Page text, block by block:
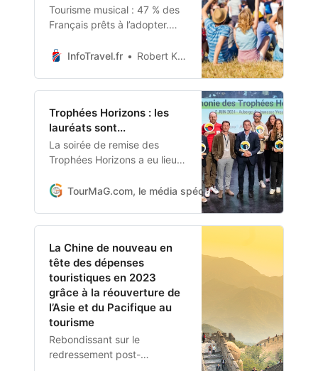
Tourisme musical : 47 % des
Français prêts à l’adopter.
guère à planifier des vols afin
InfoTravel.fr Robert Kassous
Trophées Horizons : les
lauréats sont...
La soirée de remise des
Trophées Horizons a eu lieu
jeunesse Yves Robert, dans
Tourisme Durable, avec le
soutien de l’ADEME, cette
troisième édition a
récompensé 13 acteurs pour
leurs…
TourMaG.com, le média spécialiste du tourisme
La Chine de nouveau en
tête des dépenses
touristiques en 2023
grâce à la réouverture de
l’Asie et du Pacifique au
tourisme
Rebondissant sur le
redressement post-